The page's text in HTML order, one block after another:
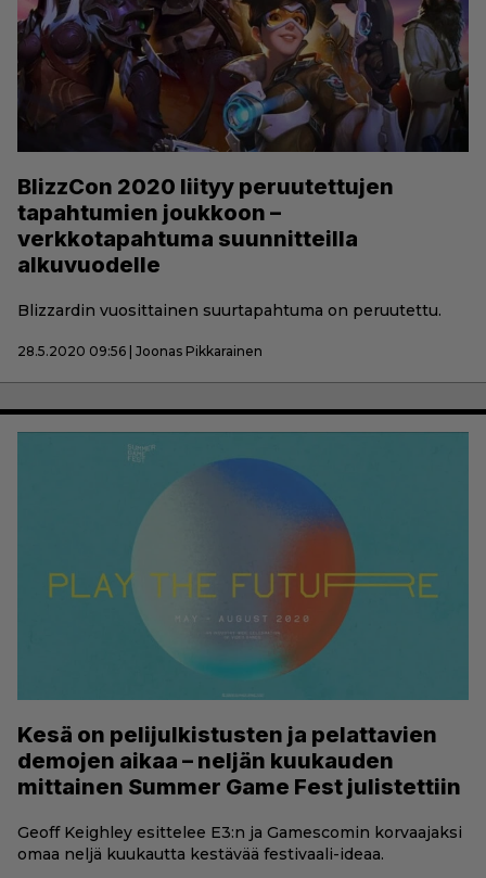
BlizzCon 2020 liityy peruutettujen
tapahtumien joukkoon –
verkkotapahtuma suunnitteilla
alkuvuodelle
Blizzardin vuosittainen suurtapahtuma on peruutettu.
28.5.2020 09:56 | Joonas Pikkarainen
Kesä on pelijulkistusten ja pelattavien
demojen aikaa – neljän kuukauden
mittainen Summer Game Fest julistettiin
Geoff Keighley esittelee E3:n ja Gamescomin korvaajaksi
omaa neljä kuukautta kestävää festivaali-ideaa.